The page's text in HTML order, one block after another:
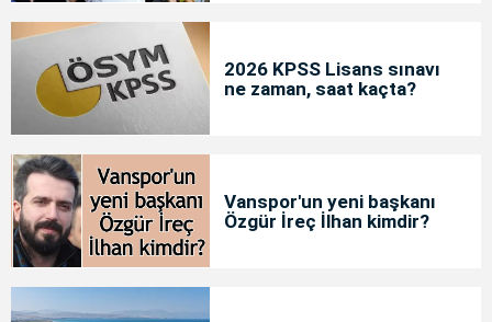
2026 KPSS Lisans sınavı
ne zaman, saat kaçta?
Vanspor'un yeni başkanı
Özgür İreç İlhan kimdir?